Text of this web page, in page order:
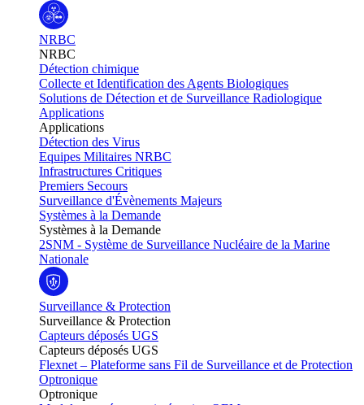
NRBC
NRBC
Détection chimique
Collecte et Identification des Agents Biologiques
Solutions de Détection et de Surveillance Radiologique
Applications
Applications
Détection des Virus
Equipes Militaires NRBC
Infrastructures Critiques
Premiers Secours
Surveillance d'Évènements Majeurs
Systèmes à la Demande
Systèmes à la Demande
2SNM - Système de Surveillance Nucléaire de la Marine
Nationale
Surveillance & Protection
Surveillance & Protection
Capteurs déposés UGS
Capteurs déposés UGS
Flexnet – Plateforme sans Fil de Surveillance et de Protection
Optronique
Optronique